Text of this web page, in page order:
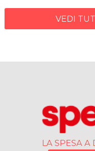
VEDI
LA SPESA A